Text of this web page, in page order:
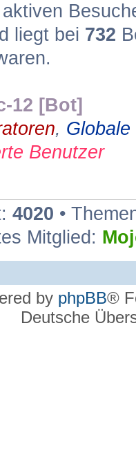
liegt bei 732
12 [Bot]
,
Benutzer
4020 •
Mitglied:
by phpBB®
Deutsche